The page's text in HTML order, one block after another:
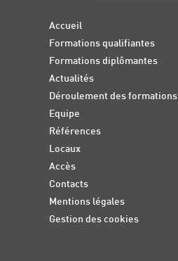
Accueil
Formations qualifiantes
Formations diplômantes
Actualités
Déroulement des formations
Equipe
Références
Locaux
Accès
Contacts
Mentions légales
Gestion des cookies